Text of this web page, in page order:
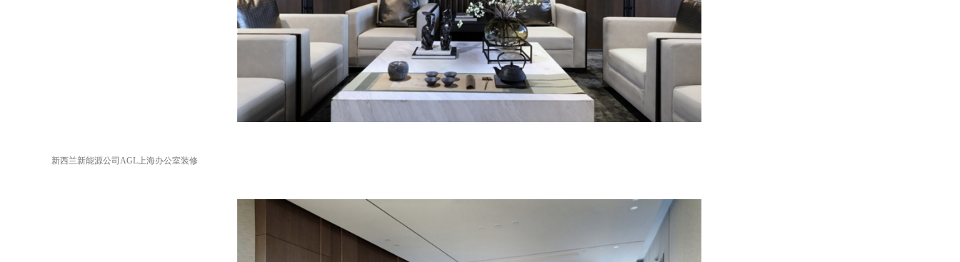
新西兰新能源公司AGL上海办公室装修